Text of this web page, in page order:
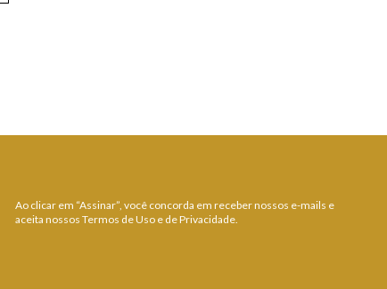
Ao clicar em “Assinar”, você concorda em receber nossos e-mails e
aceita nossos Termos de Uso e de Privacidade.